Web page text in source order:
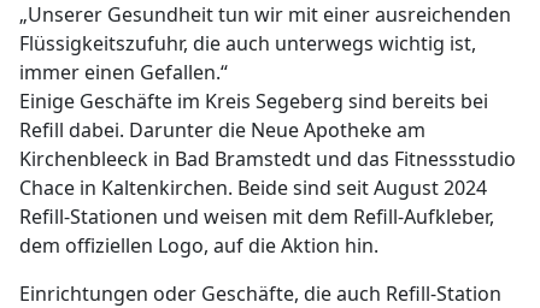
„Unserer Gesundheit tun wir mit einer ausreichenden
Flüssigkeitszufuhr, die auch unterwegs wichtig ist,
immer einen Gefallen.“
Einige Geschäfte im Kreis Segeberg sind bereits bei
Refill dabei. Darunter die Neue Apotheke am
Kirchenbleeck in Bad Bramstedt und das Fitnessstudio
Chace in Kaltenkirchen. Beide sind seit August 2024
Refill-Stationen und weisen mit dem Refill-Aufkleber,
dem offiziellen Logo, auf die Aktion hin.
Einrichtungen oder Geschäfte, die auch Refill-Station